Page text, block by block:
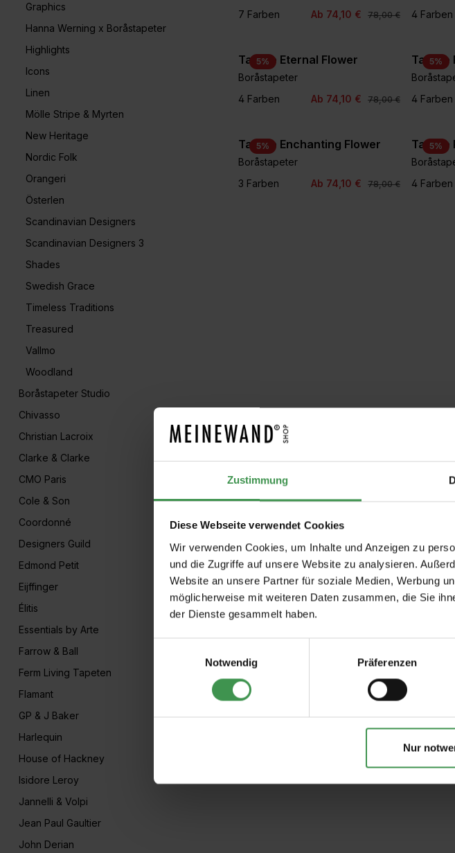
Zustimmung
Diese Webseite verwendet Cookies
Wir verwenden Cookies, um Inhalte und Anzeigen zu
und die Zugriffe auf unsere Website zu analysieren.
Website an unsere Partner für soziale Medien, Werbung
möglicherweise mit weiteren Daten zusammen, die Sie
der Dienste gesammelt haben.
Notwendig
Präferenzen
Nur
Graphics
Hanna Werning x Boråstapeter
Highlights
Icons
Linen
Mölle Stripe & Myrten
New Heritage
Nordic Folk
Orangeri
Österlen
Scandinavian Designers
Scandinavian Designers 3
Shades
Swedish Grace
Timeless Traditions
Treasured
Vallmo
Woodland
Boråstapeter Studio
Chivasso
Christian Lacroix
Clarke & Clarke
CMO Paris
Cole & Son
Coordonné
Designers Guild
Edmond Petit
Eijffinger
Élitis
Essentials by Arte
Farrow & Ball
Ferm Living Tapeten
Flamant
GP & J Baker
Harlequin
House of Hackney
Isidore Leroy
Jannelli & Volpi
Jean Paul Gaultier
John Derian
+3
7 Farben
Ab 74,10 € 78,00 €
4 Farben
5%
Tapete Eternal Flower
Boråstapeter
4 Farben
Ab 74,10 € 78,00 €
5%
Tapete
4 Farben
5%
Tapete Enchanting Flower
Boråstapeter
3 Farben
Ab 74,10 € 78,00 €
5%
Tapete
4 Farben